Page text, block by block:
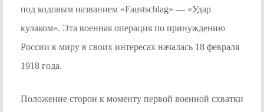
под кодовым названием «Faustschlag» — «Удар
кулаком». Эта военная операция по принуждению
России к миру в своих интересах началась 18 февраля
1918 года.
Положение сторон к моменту первой военной схватки